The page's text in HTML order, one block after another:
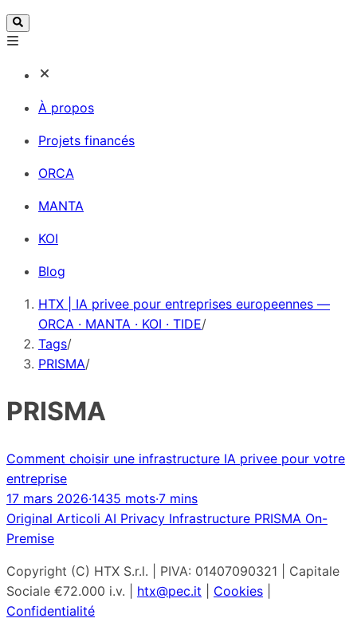
À propos
Projets financés
ORCA
MANTA
KOI
Blog
HTX | IA privee pour entreprises europeennes —
ORCA · MANTA · KOI · TIDE/
Tags/
PRISMA/
PRISMA
Comment choisir une infrastructure IA privee pour votre
entreprise
17 mars 2026·1435 mots·7 mins
Original Articoli AI Privacy Infrastructure PRISMA On-
Premise
Copyright (C) HTX S.r.l. | PIVA: 01407090321 | Capitale
Sociale €72.000 i.v. | htx@pec.it Cookies
Confidentialité